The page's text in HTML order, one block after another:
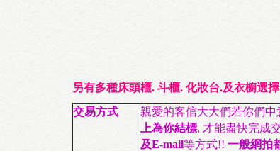
另有多種床頭櫃. 斗櫃. 化妝台.及衣櫥選擇
交易方式
親愛的客倌大大們若你們中
上為你結標, 才能盡快完成
及E-mail等方式!! 一般網拍